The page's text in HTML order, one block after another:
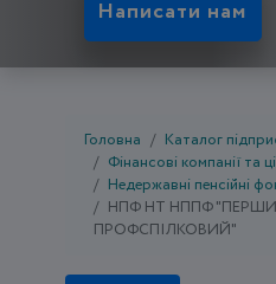
Написати нам
Головна
Каталог
Фінансові компанії та
Недержавні пенсійні
НПФ НТ НППФ
ПРОФСПІЛКОВИЙ"